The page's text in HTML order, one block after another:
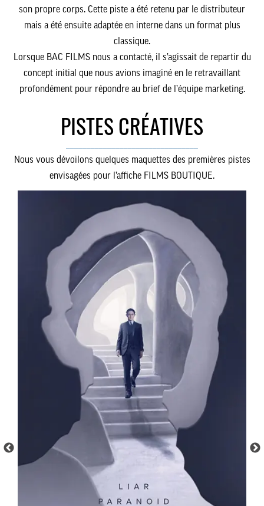
son propre corps. Cette piste a été retenu par le distributeur
mais a été ensuite adaptée en interne dans un format plus
classique.
Lorsque BAC FILMS nous a contacté, il s’agissait de repartir du
concept initial que nous avions imaginé en le retravaillant
profondément pour répondre au brief de l’équipe marketing.
PISTES CRÉATIVES
Nous vous dévoilons quelques maquettes des premières pistes
envisagées pour l’affiche FILMS BOUTIQUE.